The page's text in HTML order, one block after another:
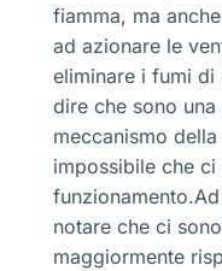
fiamma, ma
ad azionare le
eliminare i fumi di
dire che sono
meccanismo
impossibile che ci
notare che ci
maggiormente